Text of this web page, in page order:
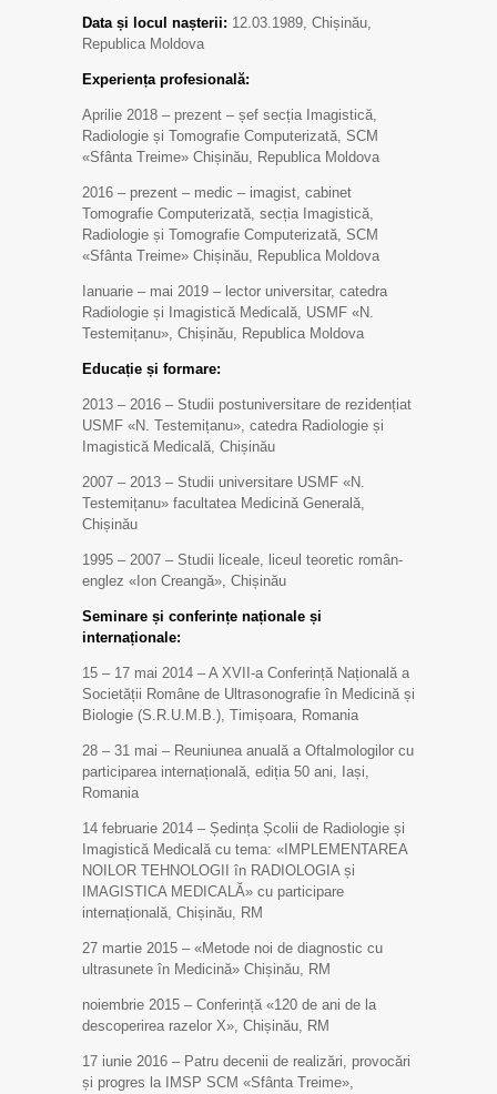
Data și locul nașterii: 12.03.1989, Chișinău,
Republica Moldova
Experiența profesională:
Aprilie 2018 – prezent – șef secția Imagistică,
Radiologie și Tomografie Computerizată, SCM
«Sfânta Treime» Chișinău, Republica Moldova
2016 – prezent – medic – imagist, cabinet
Tomografie Computerizată, secția Imagistică,
Radiologie și Tomografie Computerizată, SCM
«Sfânta Treime» Chișinău, Republica Moldova
Ianuarie – mai 2019 – lector universitar, catedra
Radiologie și Imagistică Medicală, USMF «N.
Testemițanu», Chișinău, Republica Moldova
Educație și formare:
2013 – 2016 – Studii postuniversitare de rezidențiat
USMF «N. Testemițanu», catedra Radiologie și
Imagistică Medicală, Chișinău
2007 – 2013 – Studii universitare USMF «N.
Testemițanu» facultatea Medicină Generală,
Chișinău
1995 – 2007 – Studii liceale, liceul teoretic român-
englez «Ion Creangă», Chișinău
Seminare și conferințe naționale și
internaționale:
15 – 17 mai 2014 – A XVII-a Conferință Națională a
Societății Române de Ultrasonografie în Medicină și
Biologie (S.R.U.M.B.), Timișoara, Romania
28 – 31 mai – Reuniunea anuală a Oftalmologilor cu
participarea internațională, ediția 50 ani, Iași,
Romania
14 februarie 2014 – Ședința Școlii de Radiologie și
Imagistică Medicală cu tema: «IMPLEMENTAREA
NOILOR TEHNOLOGII în RADIOLOGIA și
IMAGISTICA MEDICALĂ» cu participare
internațională, Chișinău, RM
27 martie 2015 – «Metode noi de diagnostic cu
ultrasunete în Medicină» Chișinău, RM
noiembrie 2015 – Conferință «120 de ani de la
descoperirea razelor X», Chișinău, RM
17 iunie 2016 – Patru decenii de realizări, provocări
și progres la IMSP SCM «Sfânta Treime»,